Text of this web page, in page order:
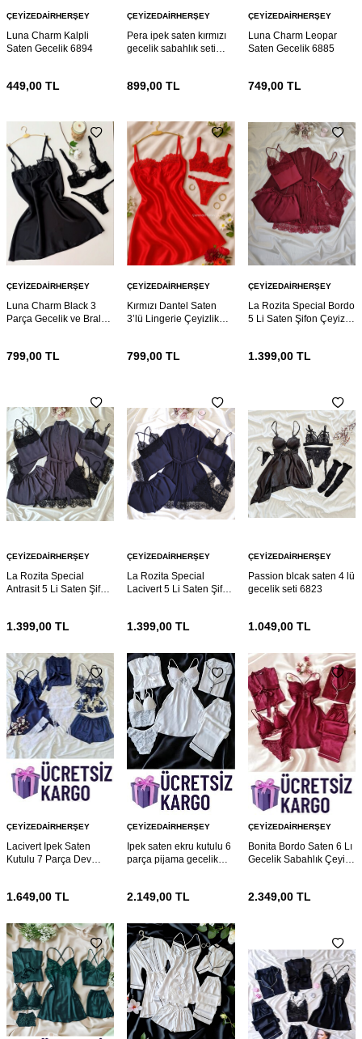
ÇEYIZEDAIRHERŞEY
Luna Charm Kalpli
Saten Gecelik 6894
449,00 TL
ÇEYIZEDAIRHERŞEY
Pera ipek saten kırmızı
gecelik sabahlık seti
899,00 TL
ÇEYIZEDAIRHERŞEY
Luna Charm Leopar
Saten Gecelik 6885
749,00TL
ÇEYIZEDAIRHERŞEY
Luna Charm Black 3
Parça Gecelik ve Bralet
799,00 TL
ÇEYIZEDAIRHERŞEY
Kırmızı Dantel Saten
3’lü Lingerie Çeyizlik
799,00 TL
ÇEYIZEDAIRHERŞEY
La Rozita Special Bordo
5 Li Saten Şifon Çeyiz
1.399,00TL
ÇEYIZEDAIRHERŞEY
La Rozita Special
Antrasit 5 Li Saten Şifon
1.399,00 TL
ÇEYIZEDAIRHERŞEY
La Rozita Special
Lacivert 5 Li Saten Şifon
1.399,00 TL
ÇEYIZEDAIRHERŞEY
Passion blcak saten 4 lü
gecelik seti 6823
1.049,00TL
ÇEYIZEDAIRHERŞEY
Lacivert Ipek Saten
Kutulu 7 Parça Dev
1.649,00 TL
ÇEYIZEDAIRHERŞEY
Ipek saten ekru kutulu 6
parça pijama gecelik
2.149,00 TL
ÇEYIZEDAIRHERŞEY
Bonita Bordo Saten 6 Lı
Gecelik Sabahlık Çeyiz
2.349,00TL